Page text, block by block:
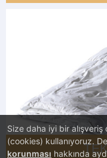
Size daha iyi bir
(cookies) kullanıyoruz.
korunması hakkında